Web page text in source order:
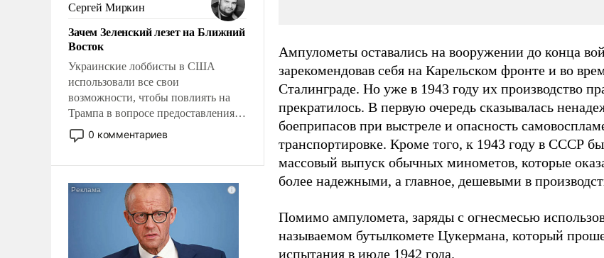
Сергей Миркин
Зачем Зеленский лезет на Ближний
Восток
Украинские лоббисты в США
использовали все свои
возможности, чтобы повлиять на
Трампа в вопросе предоставления
вооружений своим нанимателям.
Вероятно, кому-то из тех, кто
продемонстрировать, что Украина
вступила в вооруженное
противостояние с Ираном.
0 комментариев
Ампулометы оставались на вооружении до конца
зарекомендовав себя на Карельском фронте и во
Сталинграде. Но уже в 1943 году их производство
прекратилось. В первую очередь сказывалась
боеприпасов при выстреле и опасность
транспортировке. Кроме того, к 1943 году в СССР
массовый выпуск обычных минометов, которые
более надежными, а главное, дешевыми в
Помимо ампуломета, заряды с огнесмесью
называемом бутылкомете Цукермана, который
испытания в июле 1942 года.